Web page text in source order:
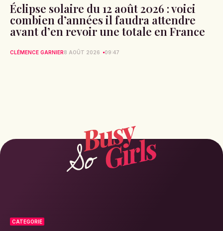
Éclipse solaire du 12 août 2026 : voici
combien d’années il faudra attendre
avant d’en revoir une totale en France
CLÉMENCE GARNIER8 AOÛT 2026 09:47
CATEGORIE